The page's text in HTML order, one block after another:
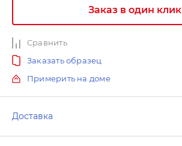
Заказ в один клик
Сравнить
Заказать образец
Примерить на доме
Доставка